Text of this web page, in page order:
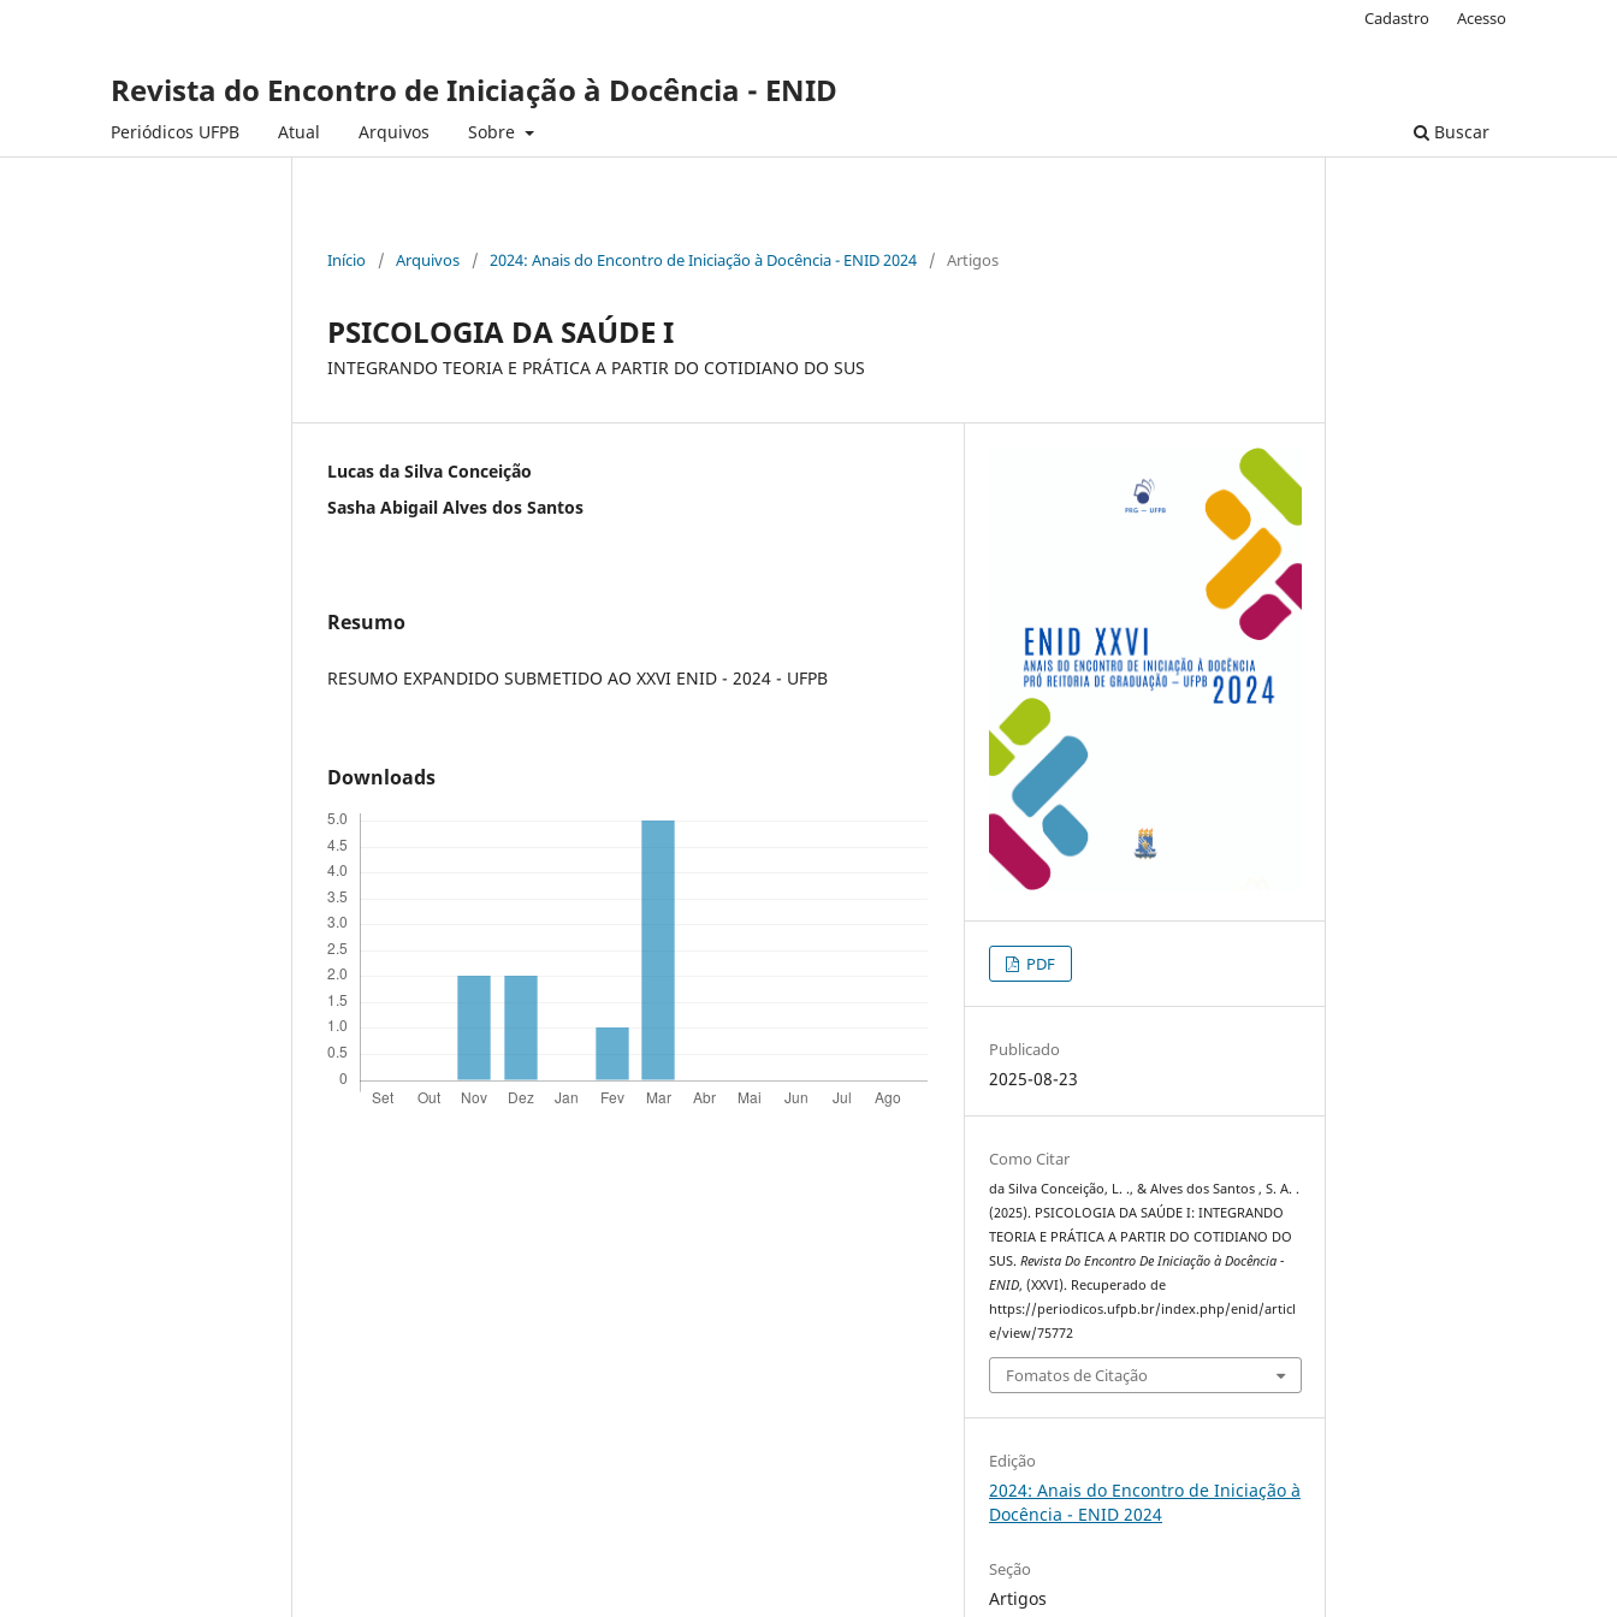
Revista do Encontro de Iniciação à Docência - ENID
Periódicos UFPB Atual Arquivos Sobre Buscar
Cadastro Acesso
Início / Arquivos / 2024: Anais do Encontro de Iniciação à Docência - ENID 2024 / Artigos
PSICOLOGIA DA SAÚDE I
INTEGRANDO TEORIA E PRÁTICA A PARTIR DO COTIDIANO DO SUS
Lucas da Silva Conceição
Sasha Abigail Alves dos Santos
Resumo
RESUMO EXPANDIDO SUBMETIDO AO XXVI ENID - 2024 - UFPB
Downloads
PDF
Publicado
2025-08-23
Como Citar
da Silva Conceição, L. ., & Alves dos Santos , S. A. .
(2025). PSICOLOGIA DA SAÚDE I: INTEGRANDO
TEORIA E PRÁTICA A PARTIR DO COTIDIANO DO
SUS.Revista Do Encontro De Iniciação à Docência -
ENID, (XXVI). Recuperado de
https://periodicos.ufpb.br/index.php/enid/articl
e/view/75772
Fomatos de Citação
Edição
2024: Anais do Encontro de Iniciação à
Docência - ENID 2024
Seção
Artigos